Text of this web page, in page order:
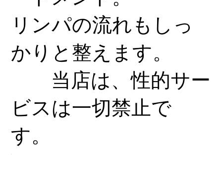
リンパの流れもしっ
かりと整えます。
当店は、性的サー
ビスは一切禁止で
す。